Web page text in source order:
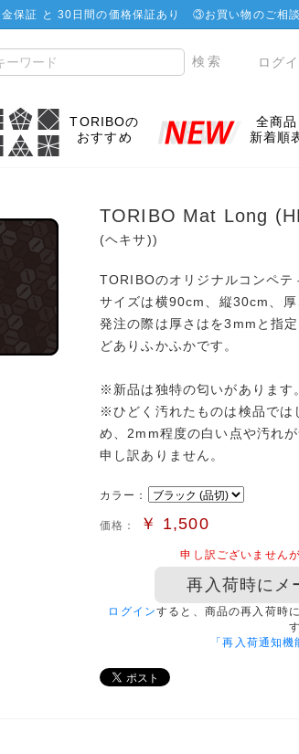
保証 と 30日間の価格保証あり ③お買い物のご相
ログ
TORIBOの
おすすめ
全商品
新着順
TORIBO Mat Long
(ヘキサ))
TORIBOのオリジナルコンペテ
サイズは横90cm、縦30cm、厚
発注の際は厚さはを3mmと指
どありふかふかです。
※新品は独特の匂いがあります
※ひどく汚れたものは検品では
め、2mm程度の白い点や汚れ
申し訳ありません。
カラー：
価格： ￥ 1,500
申し訳ございません
再入荷時にメ
ログインすると、商品の再入荷時
「再入荷通知